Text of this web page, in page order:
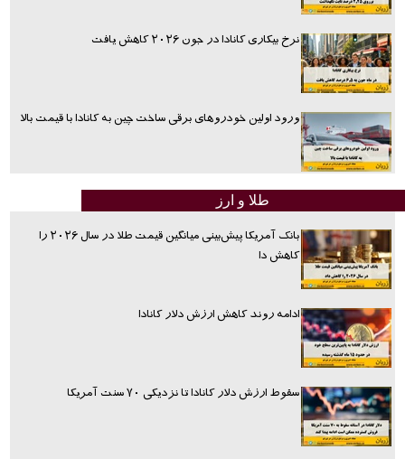
نرخ بیکاری کانادا در جون ۲۰۲۶ کاهش یافت
ورود اولین خودروهای برقی ساخت چین به کانادا با قیمت بالا
طلا و ارز
بانک آمریکا پیش‌بینی میانگین قیمت طلا در سال ۲۰۲۶ را
کاهش دا
ادامه روند کاهش ارزش دلار کانادا
سقوط ارزش دلار کانادا تا نزدیکی ۷۰ سنت آمریکا